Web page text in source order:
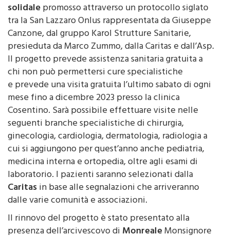
Prorogato per tutto il 2023 il progetto disanità
solidalepromosso attraverso un protocollo siglato
tra la San Lazzaro Onlus rappresentata da Giuseppe
Canzone, dal gruppo Karol Strutture Sanitarie,
presieduta da Marco Zummo, dalla Caritas e dall’Asp.
Il progetto prevede assistenza sanitaria gratuita a
chi non può permettersi cure specialistiche
e prevede una visita gratuita l’ultimo sabato di ogni
mese fino a dicembre 2023 presso la clinica
Cosentino. Sarà possibile effettuare visite nelle
seguenti branche specialistiche di chirurgia,
ginecologia, cardiologia, dermatologia, radiologia a
cui si aggiungono per quest’anno anche pediatria,
medicina interna e ortopedia, oltre agli esami di
laboratorio. I pazienti saranno selezionati dalla
Caritasin base alle segnalazioni che arriveranno
dalle varie comunità e associazioni.